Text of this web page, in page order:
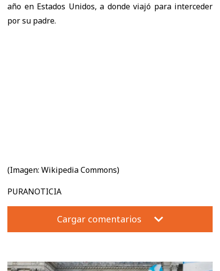
año en Estados Unidos, a donde viajó para interceder
por su padre.
(Imagen: Wikipedia Commons)
PURANOTICIA
Cargar comentarios